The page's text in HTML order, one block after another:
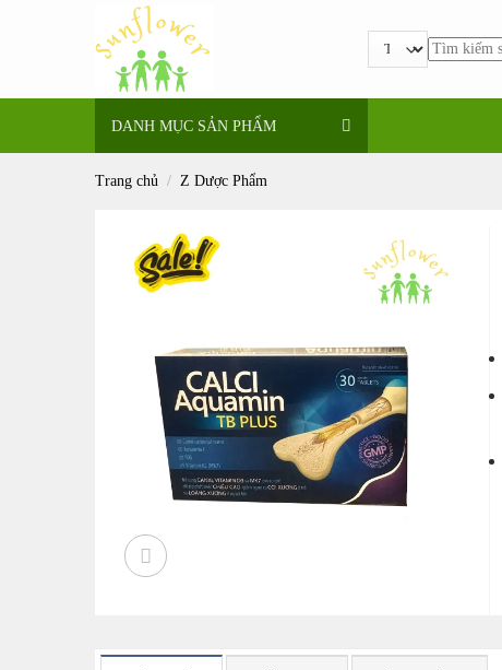
dung
Tìm
kiếm:
DANH MỤC SẢN PHẨM
Trang chủ / Z Dược Phẩm